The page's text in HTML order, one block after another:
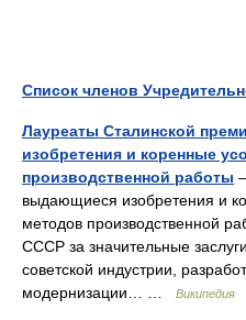
Список членов
Лауреаты Сталинской
изобретения и коренные
производственной работы
выдающиеся изобретения и
методов производственной
СССР за значительные
советской индустрии,
модернизации… …
Википедия